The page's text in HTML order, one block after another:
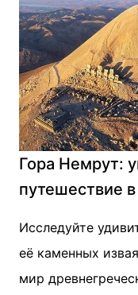
Гора Немрут:
путешествие
Исследуйте
её каменных
мир